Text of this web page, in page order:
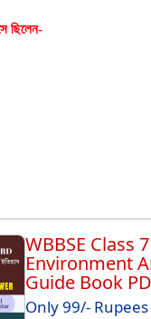
ছিলেন-
WBBSE Class 7
Environment
Guide Book
Only 99/- Rupees